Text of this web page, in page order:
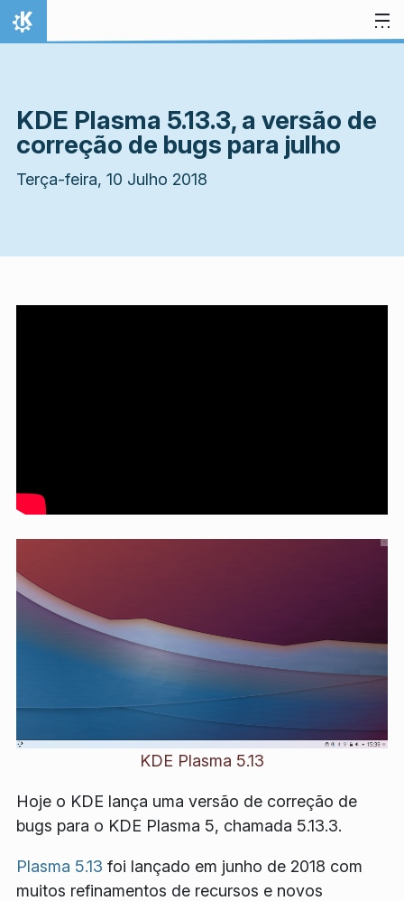
Ir para o conteúdo
Início
KDE Plasma 5.13.3, a versão de
correção de bugs para julho
Terça-feira, 10 Julho 2018
KDE Plasma 5.13
Hoje o KDE lança uma versão de correção de
bugs para o KDE Plasma 5, chamada 5.13.3.
Plasma 5.13 foi lançado em junho de 2018 com
muitos refinamentos de recursos e novos